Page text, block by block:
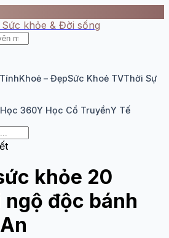
Sức khỏe & Đời sống
Khoẻ – ĐẹpSức Khoẻ TVThời Sự
360Y Học Cổ TruyềnY Tế
khỏe 20
độc bánh